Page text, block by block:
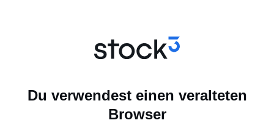
Du verwendest einen veralteten
Browser